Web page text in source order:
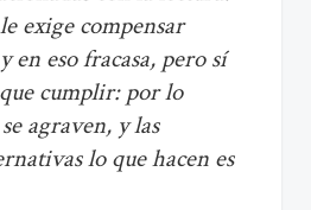
exige compensar
en eso fracasa, pero sí
cumplir: por lo
agraven, y las
lo que hacen es